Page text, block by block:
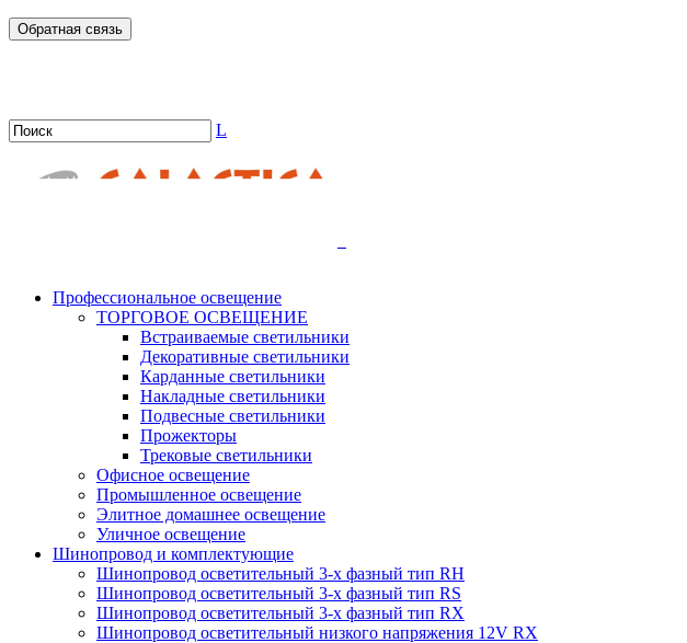
Обратная связь
L
Профессиональное освещение
ТОРГОВОЕ ОСВЕЩЕНИЕ
Встраиваемые светильники
Декоративные светильники
Карданные светильники
Накладные светильники
Подвесные светильники
Прожекторы
Трековые светильники
Офисное освещение
Промышленное освещение
Элитное домашнее освещение
Уличное освещение
Шинопровод и комплектующие
Шинопровод осветительный 3-х фазный тип RH
Шинопровод осветительный 3-х фазный тип RS
Шинопровод осветительный 3-х фазный тип RX
Шинопровод осветительный низкого напряжения 12V RX